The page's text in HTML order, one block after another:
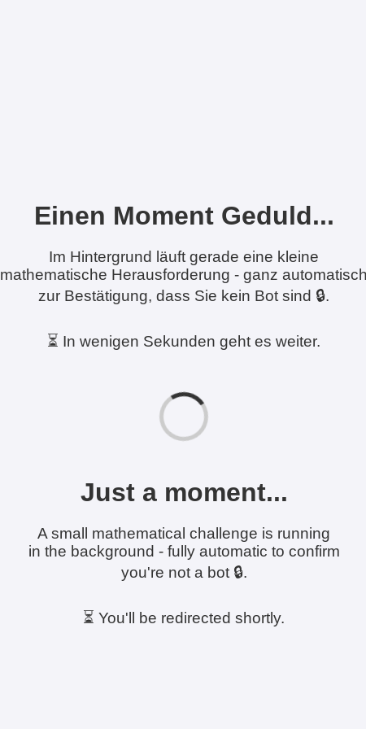
Einen Moment Geduld...
Im Hintergrund läuft gerade eine kleine
mathematische Herausforderung - ganz
zur Bestätigung, dass Sie kein Bot sind 🔒.
⏳ In wenigen Sekunden geht es weiter.
Just a moment...
A small mathematical challenge is running
in the background - fully automatic to confirm
you're not a bot 🔒.
⏳ You'll be redirected shortly.